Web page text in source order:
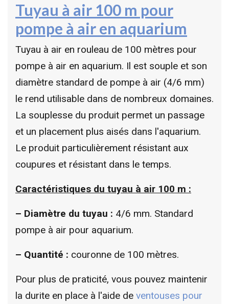
Tuyau à air 100 m pour
pompe à air en aquarium
Tuyau à air en rouleau de 100 mètres pour
pompe à air en aquarium. Il est souple et son
diamètre standard de pompe à air (4/6 mm)
le rend utilisable dans de nombreux domaines.
La souplesse du produit permet un passage
et un placement plus aisés dans l'aquarium.
Le produit particulièrement résistant aux
coupures et résistant dans le temps.
Caractéristiques du tuyau à air 100 m :
– Diamètre du tuyau : 4/6 mm. Standard
pompe à air pour aquarium.
– Quantité : couronne de 100 mètres.
Pour plus de praticité, vous pouvez maintenir
la durite en place à l'aide de ventouses pour